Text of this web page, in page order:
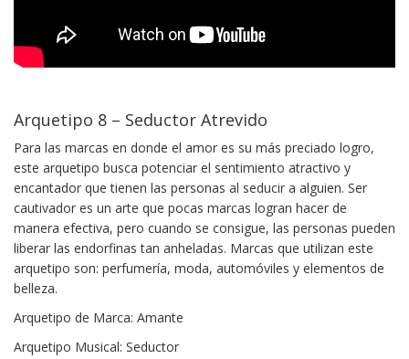
Arquetipo 8 – Seductor Atrevido
Para las marcas en donde el amor es su más preciado logro,
este arquetipo busca potenciar el sentimiento atractivo y
encantador que tienen las personas al seducir a alguien. Ser
cautivador es un arte que pocas marcas logran hacer de
manera efectiva, pero cuando se consigue, las personas pueden
liberar las endorfinas tan anheladas. Marcas que utilizan este
arquetipo son: perfumería, moda, automóviles y elementos de
belleza.
Arquetipo de Marca: Amante
Arquetipo Musical: Seductor